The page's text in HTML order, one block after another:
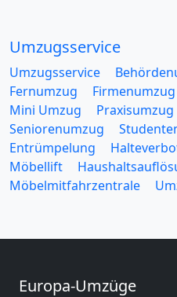
Umzugsservice
Umzugsservice
Fernumzug
Firmenumzug
Mini Umzug
Praxisumzug
Seniorenumzug
Entrümpelung
Möbellift
Möbelmitfahrzentrale
Europa-Umzüge